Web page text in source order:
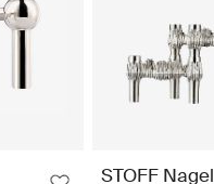
STOFF Nagel